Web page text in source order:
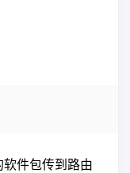
软件包传到路由